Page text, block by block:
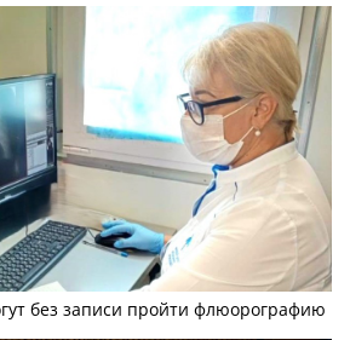
без записи пройти флюорографию